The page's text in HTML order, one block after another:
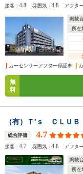
接客：4.8 雰囲気：4.8 アフタ
掲載
所在
カーセンサーアフター保証車
無
料
（有）Ｔ’ｓ ＣＬＵＢ
総合評価 4.7
接客：4.7 雰囲気：4.8 アフタ
掲載
所在